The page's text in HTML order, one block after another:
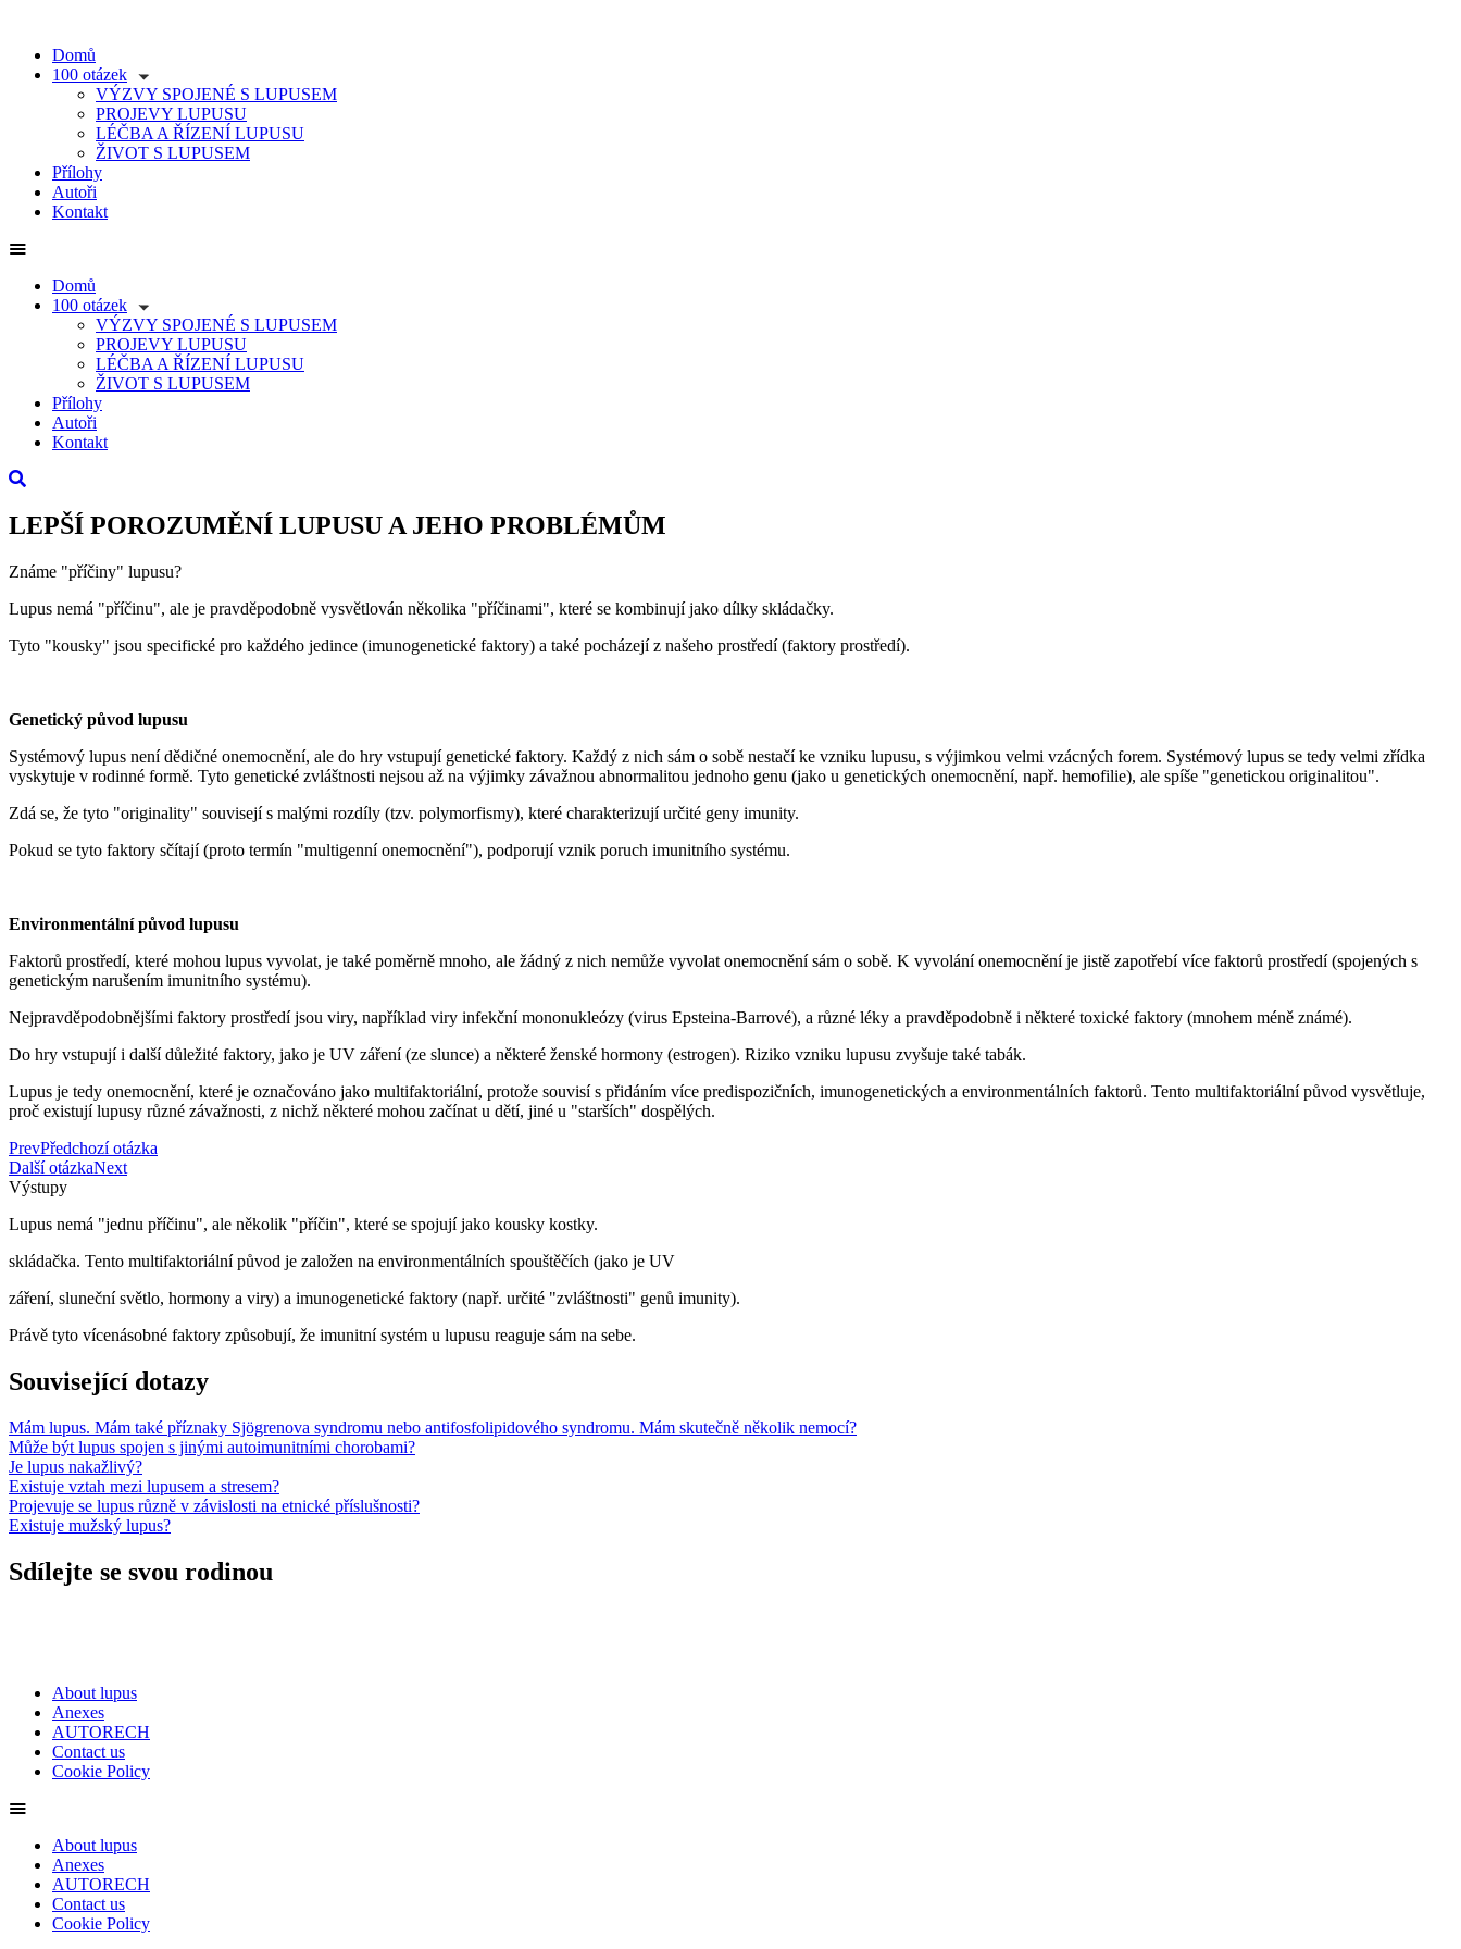
obsahuDomů
100 otázek
VÝZVY SPOJENÉ S LUPUSEM
PROJEVY LUPUSU
LÉČBA A ŘÍZENÍ LUPUSU
ŽIVOT S LUPUSEM
Přílohy
Autoři
Kontakt
Domů
100 otázek
VÝZVY SPOJENÉ S LUPUSEM
PROJEVY LUPUSU
LÉČBA A ŘÍZENÍ LUPUSU
ŽIVOT S LUPUSEM
Přílohy
Autoři
Kontakt
LEPŠÍ POROZUMĚNÍ LUPUSU A JEHO PROBLÉMŮM
Známe "příčiny" lupusu?
Lupus nemá "příčinu", ale je pravděpodobně vysvětlován několika "příčinami", které se kombinují jako dílky skládačky.
Tyto "kousky" jsou specifické pro každého jedince (imunogenetické faktory) a také pocházejí z našeho prostředí (faktory prostředí).
Genetický původ lupusu
Systémový lupus není dědičné onemocnění, ale do hry vstupují genetické faktory. Každý z nich sám o sobě nestačí ke vzniku lupusu, s výjimkou velmi vzácných forem. Systémový lupus se tedy velmi zřídka
vyskytuje v rodinné formě. Tyto genetické zvláštnosti nejsou až na výjimky závažnou abnormalitou jednoho genu (jako u genetických onemocnění, např. hemofilie), ale spíše "genetickou originalitou".
Zdá se, že tyto "originality" souvisejí s malými rozdíly (tzv. polymorfismy), které charakterizují určité geny imunity.
Pokud se tyto faktory sčítají (proto termín "multigenní onemocnění"), podporují vznik poruch imunitního systému.
Environmentální původ lupusu
Faktorů prostředí, které mohou lupus vyvolat, je také poměrně mnoho, ale žádný z nich nemůže vyvolat onemocnění sám o sobě. K vyvolání onemocnění je jistě zapotřebí více faktorů prostředí (spojených s
genetickým narušením imunitního systému).
Nejpravděpodobnějšími faktory prostředí jsou viry, například viry infekční mononukleózy (virus Epsteina-Barrové), a různé léky a pravděpodobně i některé toxické faktory (mnohem méně známé).
Do hry vstupují i další důležité faktory, jako je UV záření (ze slunce) a některé ženské hormony (estrogen). Riziko vzniku lupusu zvyšuje také tabák.
Lupus je tedy onemocnění, které je označováno jako multifaktoriální, protože souvisí s přidáním více predispozičních, imunogenetických a environmentálních faktorů. Tento multifaktoriální původ vysvětluje,
proč existují lupusy různé závažnosti, z nichž některé mohou začínat u dětí, jiné u "starších" dospělých.
PrevPředchozí otázka
Další otázkaNext
Výstupy
Lupus nemá "jednu příčinu", ale několik "příčin", které se spojují jako kousky kostky.
skládačka. Tento multifaktoriální původ je založen na environmentálních spouštěčích (jako je UV
záření, sluneční světlo, hormony a viry) a imunogenetické faktory (např. určité "zvláštnosti" genů imunity).
Právě tyto vícenásobné faktory způsobují, že imunitní systém u lupusu reaguje sám na sebe.
Související dotazy
Mám lupus. Mám také příznaky Sjögrenova syndromu nebo antifosfolipidového syndromu. Mám skutečně několik nemocí?
Může být lupus spojen s jinými autoimunitními chorobami?
Je lupus nakažlivý?
Existuje vztah mezi lupusem a stresem?
Projevuje se lupus různě v závislosti na etnické příslušnosti?
Existuje mužský lupus?
Sdílejte se svou rodinou
About lupus
Anexes
AUTORECH
Contact us
Cookie Policy
About lupus
Anexes
AUTORECH
Contact us
Cookie Policy